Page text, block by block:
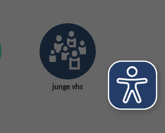
junge vhs